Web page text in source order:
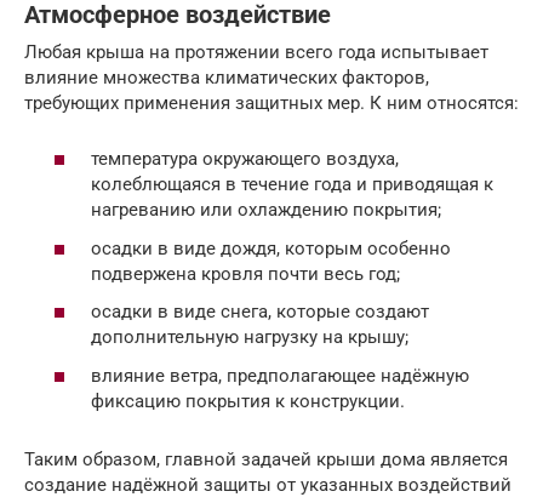
Атмосферное воздействие
Любая крыша на протяжении всего года испытывает
влияние множества климатических факторов,
требующих применения защитных мер. К ним относятся:
температура окружающего воздуха,
колеблющаяся в течение года и приводящая к
нагреванию или охлаждению покрытия;
осадки в виде дождя, которым особенно
подвержена кровля почти весь год;
осадки в виде снега, которые создают
дополнительную нагрузку на крышу;
влияние ветра, предполагающее надёжную
фиксацию покрытия к конструкции.
Таким образом, главной задачей крыши дома является
создание надёжной защиты от указанных воздействий